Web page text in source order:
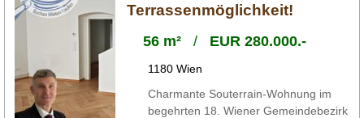
Terrassenmöglichkeit!
56 m²/ EUR 280.000.-
1180 Wien
Charmante Souterrain-Wohnung im
begehrten 18. Wiener Gemeindebezirk